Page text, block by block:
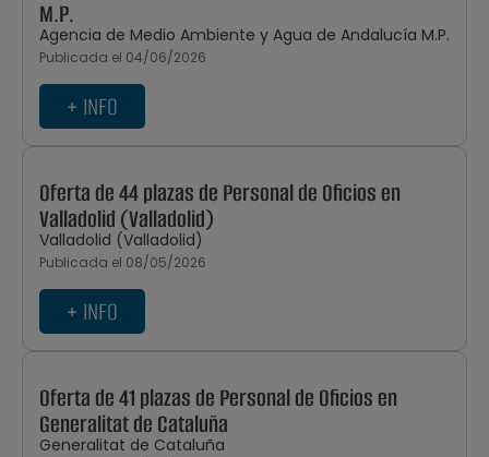
M.P.
Agencia de Medio Ambiente y Agua de Andalucía M.P.
Publicada el 04/06/2026
+ INFO
Oferta de 44 plazas de Personal de Oficios en
Valladolid (Valladolid)
Valladolid (Valladolid)
Publicada el 08/05/2026
+ INFO
Oferta de 41 plazas de Personal de Oficios en
Generalitat de Cataluña
Generalitat de Cataluña